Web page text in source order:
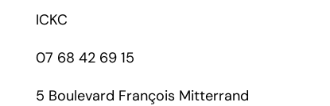
ICKC
07 68 42 69 15
5 Boulevard François Mitterrand